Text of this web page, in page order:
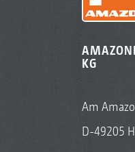
KG
Am
D-49205